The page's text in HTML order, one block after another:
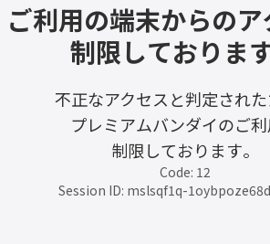
ご利用の端末からのア
制限しております
不正なアクセスと判定された
プレミアムバンダイのご
制限しております。
Code: 12
Session ID: mslsqf1q-